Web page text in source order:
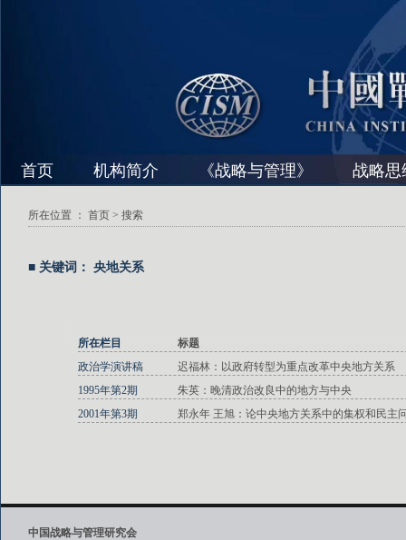
首页 机构简介 《战略与管理》 战略思
所在位置 ： 首页 > 搜索
■ 关键词： 央地关系
所在栏目
标题
政治学演讲稿
迟福林：以政府转型为重点改革中央地方关系
1995年第2期
朱英：晚清政治改良中的地方与中央
2001年第3期
郑永年 王旭：论中央地方关系中的集权和民主
中国战略与管理研究会